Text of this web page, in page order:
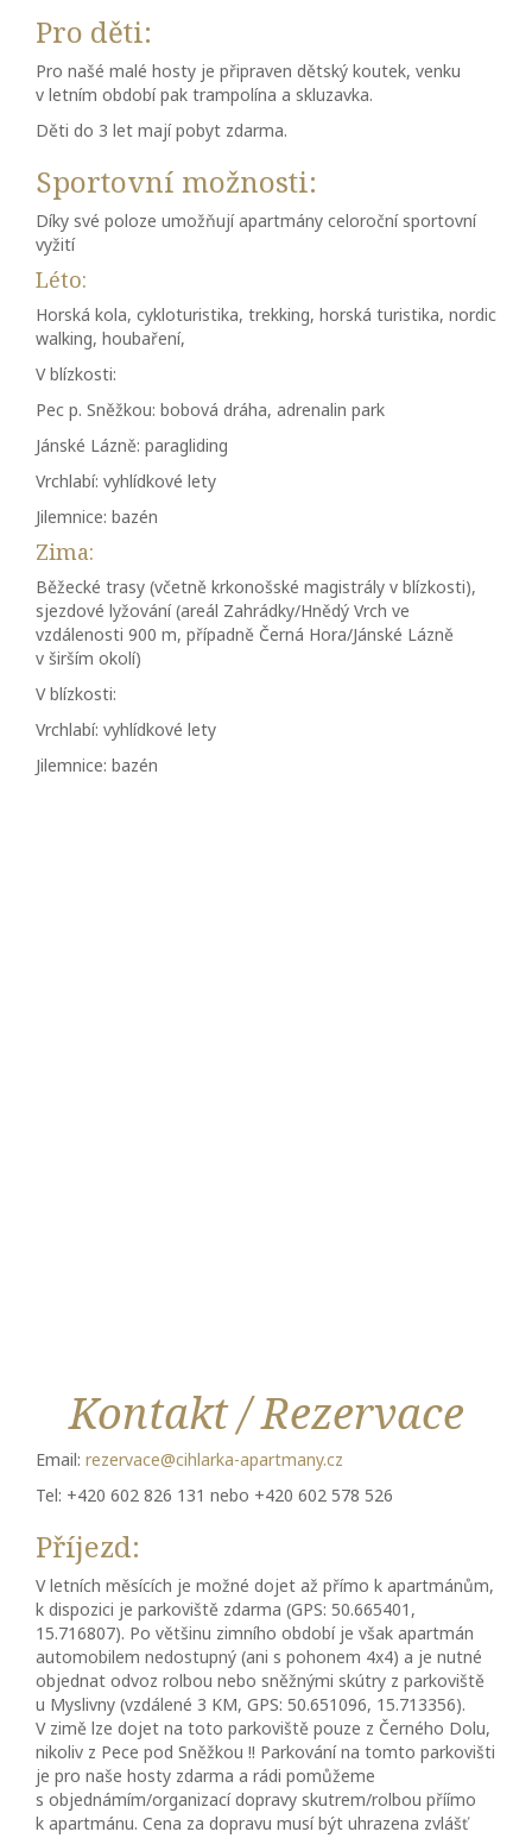
Pro děti:
Pro našé malé hosty je připraven dětský koutek, venku
v letním období pak trampolína a skluzavka.
Děti do 3 let mají pobyt zdarma.
Sportovní možnosti:
Díky své poloze umožňují apartmány celoroční sportovní
vyžití
Léto:
Horská kola, cykloturistika, trekking, horská turistika, nordic
walking, houbaření,
V blízkosti:
Pec p. Sněžkou: bobová dráha, adrenalin park
Jánské Lázně: paragliding
Vrchlabí: vyhlídkové lety
Jilemnice: bazén
Zima:
Běžecké trasy (včetně krkonošské magistrály v blízkosti),
sjezdové lyžování (areál Zahrádky/Hnědý Vrch ve
vzdálenosti 900 m, případně Černá Hora/Jánské Lázně
v širším okolí)
V blízkosti:
Vrchlabí: vyhlídkové lety
Jilemnice: bazén
Kontakt / Rezervace
Email: rezervace@cihlarka-apartmany.cz
Tel: +420 602 826 131 nebo +420 602 578 526
Příjezd:
V letních měsících je možné dojet až přímo k apartmánům,
k dispozici je parkoviště zdarma (GPS: 50.665401,
15.716807). Po většinu zimního období je však apartmán
automobilem nedostupný (ani s pohonem 4x4) a je nutné
objednat odvoz rolbou nebo sněžnými skútry z parkoviště
u Myslivny (vzdálené 3 KM, GPS: 50.651096, 15.713356).
V zimě lze dojet na toto parkoviště pouze z Černého Dolu,
nikoliv z Pece pod Sněžkou !! Parkování na tomto parkovišti
je pro naše hosty zdarma a rádi pomůžeme
s objednámím/organizací dopravy skutrem/rolbou příímo
k apartmánu. Cena za dopravu musí být uhrazena zvlášť